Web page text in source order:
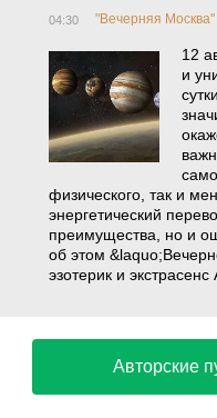
04:30 "Вечерняя Москва"
12
и
физического, так и
энергетический
преимущества, но и
об этом
эзотерик и
Авторские